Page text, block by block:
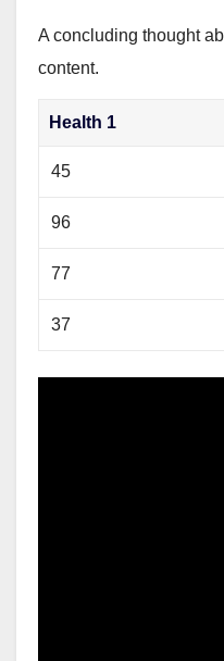
A concluding thought
content.
Health 1
45
96
77
37